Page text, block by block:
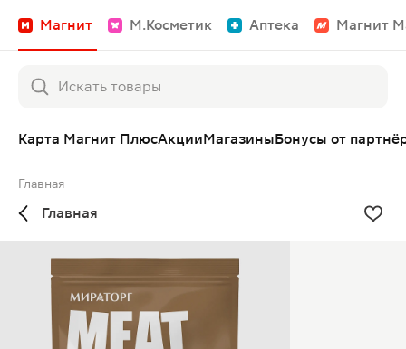
Магнит М.Косметик Аптека Магнит
Карта Магнит ПлюсАкцииМагазиныБонусы от
Главная
Главная